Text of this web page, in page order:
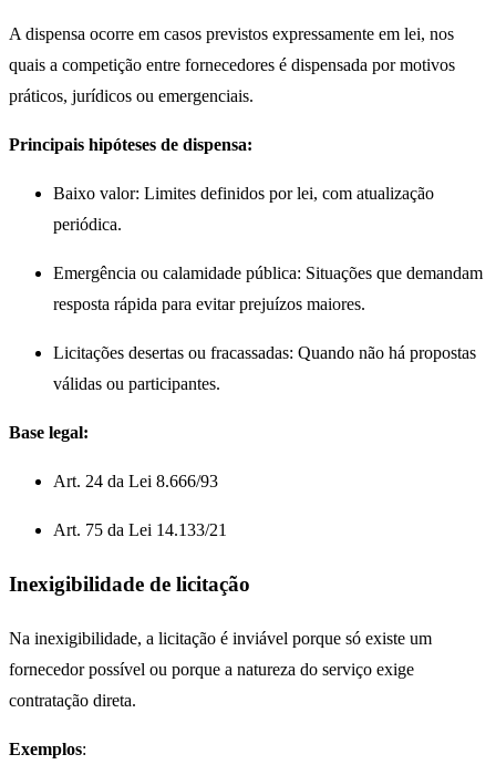
A dispensa ocorre em casos previstos expressamente em lei, nos
quais a competição entre fornecedores é dispensada por motivos
práticos, jurídicos ou emergenciais.
Principais hipóteses de dispensa:
Baixo valor: Limites definidos por lei, com atualização
periódica.
Emergência ou calamidade pública: Situações que demandam
resposta rápida para evitar prejuízos maiores.
Licitações desertas ou fracassadas: Quando não há propostas
válidas ou participantes.
Base legal:
Art. 24 da Lei 8.666/93
Art. 75 da Lei 14.133/21
Inexigibilidade de licitação
Na inexigibilidade, a licitação é inviável porque só existe um
fornecedor possível ou porque a natureza do serviço exige
contratação direta.
Exemplos: